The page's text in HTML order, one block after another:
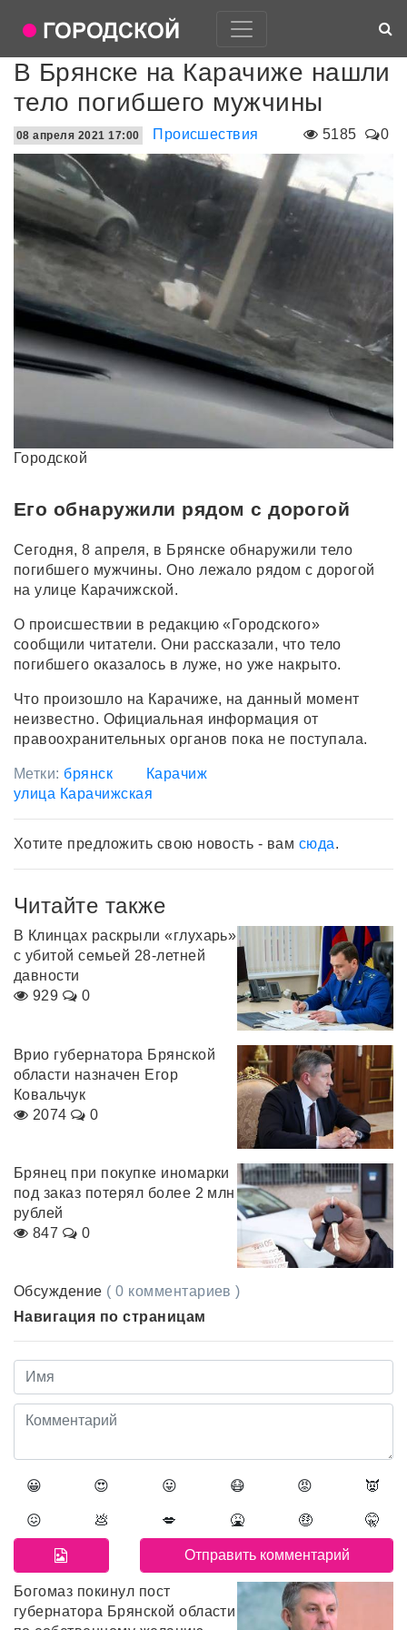
В Брянске на Карачиже нашли
тело погибшего мужчины
5185 0
08 апреля 2021 17:00 Происшествия
Городской
Его обнаружили рядом с дорогой
Сегодня, 8 апреля, в Брянске обнаружили тело
погибшего мужчины. Оно лежало рядом с дорогой
на улице Карачижской.
О происшествии в редакцию «Городского»
сообщили читатели. Они рассказали, что тело
погибшего оказалось в луже, но уже накрыто.
Что произошло на Карачиже, на данный момент
неизвестно. Официальная информация от
правоохранительных органов пока не поступала.
Метки: брянск
Карачиж
улица Карачижская
Хотите предложить свою новость - вам сюда.
Читайте также
В Клинцах раскрыли «глухарь»
с убитой семьей 28-летней
давности
929
0
Врио губернатора Брянской
области назначен Егор
Ковальчук
2074
0
Брянец при покупке иномарки
под заказ потерял более 2 млн
рублей
847
0
Обсуждение ( 0 комментариев )
Навигация по страницам
😀 😍 😛 😷 😡 👿
😖 💩 💋 🤮 🤑 🤫
Богомаз покинул пост
губернатора Брянской области